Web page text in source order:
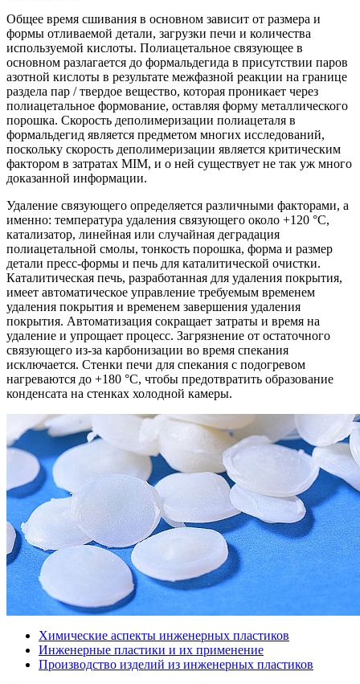
Общее время сшивания в основном зависит от размера и
формы отливаемой детали, загрузки печи и количества
используемой кислоты. Полиацетальное связующее в
основном разлагается до формальдегида в присутствии паров
азотной кислоты в результате межфазной реакции на границе
раздела пар / твердое вещество, которая проникает через
полиацетальное формование, оставляя форму металлического
порошка. Скорость деполимеризации полиацеталя в
формальдегид является предметом многих исследований,
поскольку скорость деполимеризации является критическим
фактором в затратах MIM, и о ней существует не так уж много
доказанной информации.
Удаление связующего определяется различными факторами, а
именно: температура удаления связующего около +120 °С,
катализатор, линейная или случайная деградация
полиацетальной смолы, тонкость порошка, форма и размер
детали пресс-формы и печь для каталитической очистки.
Каталитическая печь, разработанная для удаления покрытия,
имеет автоматическое управление требуемым временем
удаления покрытия и временем завершения удаления
покрытия. Автоматизация сокращает затраты и время на
удаление и упрощает процесс. Загрязнение от остаточного
связующего из-за карбонизации во время спекания
исключается. Стенки печи для спекания с подогревом
нагреваются до +180 °C, чтобы предотвратить образование
конденсата на стенках холодной камеры.
Химические аспекты инженерных пластиков
Инженерные пластики и их применение
Производство изделий из инженерных пластиков